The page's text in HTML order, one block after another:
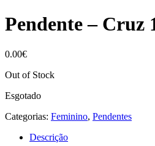
Pendente – Cruz
0.00€
Out of Stock
Esgotado
Categorias: Feminino, Pendentes
Descrição